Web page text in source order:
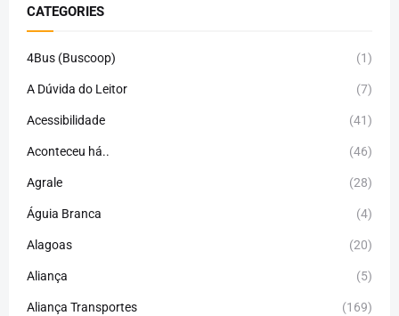
CATEGORIES
4Bus (Buscoop) (1)
A Dúvida do Leitor (7)
Acessibilidade (41)
Aconteceu há.. (46)
Agrale (28)
Águia Branca (4)
Alagoas (20)
Aliança (5)
Aliança Transportes (169)